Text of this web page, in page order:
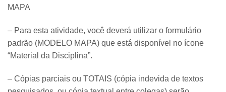
MAPA
– Para esta atividade, você deverá utilizar o formulário
padrão (MODELO MAPA) que está disponível no ícone
“Material da Disciplina”.
– Cópias parciais ou TOTAIS (cópia indevida de textos